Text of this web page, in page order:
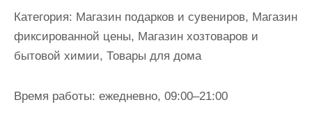
Категория: Магазин подарков и сувениров, Магазин
фиксированной цены, Магазин хозтоваров и
бытовой химии, Товары для дома
Время работы: ежедневно, 09:00–21:00